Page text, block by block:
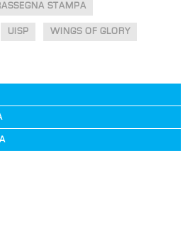
STAMPA
UISP WINGS OF GLORY